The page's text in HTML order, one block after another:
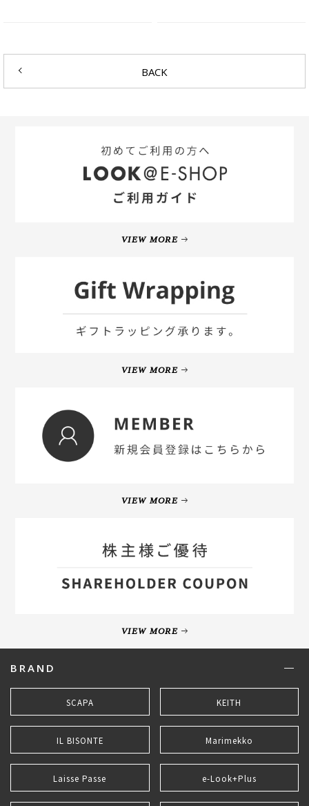
BACK
VIEW MORE
VIEW MORE
VIEW MORE
VIEW MORE
BRAND
SCAPA KEITH
IL BISONTE Marimekko
Laisse Passe e-Look+Plus